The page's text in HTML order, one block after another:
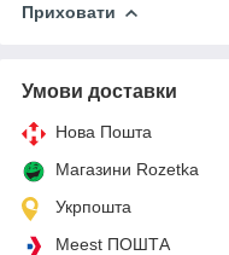
Приховати
Умови доставки
Нова Пошта
Магазини Rozetka
Укрпошта
Meest ПОШТА